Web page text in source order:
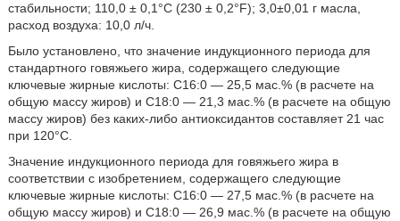
стабильности; 110,0 ± 0,1°C (230 ± 0,2°F); 3,0±0,01 г масла,
расход воздуха: 10,0 л/ч.
Было установлено, что значение индукционного периода для
стандартного говяжьего жира, содержащего следующие
ключевые жирные кислоты: C16:0 — 25,5 мас.% (в расчете на
общую массу жиров) и C18:0 — 21,3 мас.% (в расчете на общую
массу жиров) без каких-либо антиоксидантов составляет 21 час
при 120°C.
Значение индукционного периода для говяжьего жира в
соответствии с изобретением, содержащего следующие
ключевые жирные кислоты: C16:0 — 27,5 мас.% (в расчете на
общую массу жиров) и C18:0 — 26,9 мас.% (в расчете на общую